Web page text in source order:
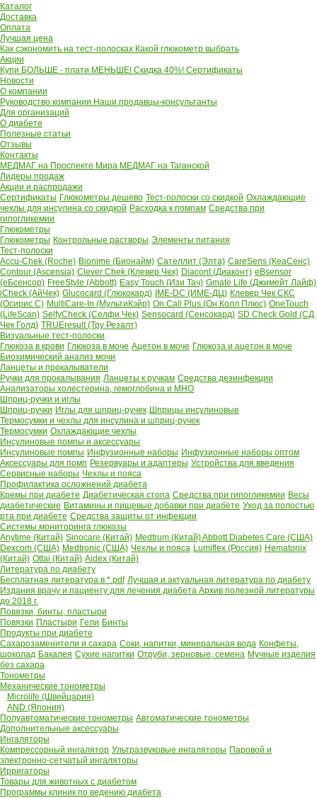
Каталог
Доставка
Оплата
Лучшая цена
Как сэкономить на тест-полосках Какой глюкометр выбрать
Акции
Купи БОЛЬШЕ - плати МЕНЬШЕ! Скидка 40%! Сертификаты
Новости
О компании
Руководство компании Наши продавцы-консультанты
Для организаций
О диабете
Полезные статьи
Отзывы
Контакты
МЕДМАГ на Проспекте Мира МЕДМАГ на Таганской
Лидеры продаж
Акции и распродажи
Сертификаты Глюкометры дешево Тест-полоски со скидкой Охлаждающие
чехлы для инсулина со скидкой Расходка к помпам Средства при
гипогликемии
Глюкометры
Глюкометры Контрольные растворы Элементы питания
Тест-полоски
Accu-Chek (Roche) Bionime (Бионайм) Сателлит (Элта) CareSens (КеаСенс)
Contour (Ascensia) Clever Chek (Клевер Чек) Diacont (Диаконт) eBsensor
(еБсенсор) FreeStyle (Abbott) Easy Touch (Изи Тач) Gmate Life (Джимейт Лайф)
iCheck (АйЧек) Glucocard (Глюкокард) IME-DC (ИМЕ-ДЦ) Клевер Чек СКС
(Осирис С) MultiCare-In (МультиКэйр) On Call Plus (Он Колл Плюс) OneTouch
(LifeScan) SelfyCheck (Селфи Чек) Sensocard (Сенсокард) SD Check Gold (СД
Чек Голд) TRUEresult (Тру Резалт)
Визуальные тест-полоски
Глюкоза в крови Глюкоза в моче Ацетон в моче Глюкоза и ацетон в моче
Биохимический анализ мочи
Ланцеты и прокалыватели
Ручки для прокалывания Ланцеты к ручкам Средства дезинфекции
Анализаторы холестерина, гемоглобина и МНО
Шприц-ручки и иглы
Шприц-ручки Иглы для шприц-ручек Шприцы инсулиновые
Термосумки и чехлы для инсулина и шприц-ручек
Термосумки Охлаждающие чехлы
Инсулиновые помпы и аксессуары
Инсулиновые помпы Инфузионные наборы Инфузионные наборы оптом
Аксессуары для помп Резервуары и адаптеры Устройства для введения
Сервисные наборы Чехлы и пояса
Профилактика осложнений диабета
Кремы при диабете Диабетическая стопа Средства при гипогликемии Весы
диабетические Витамины и пищевые добавки при диабете Уход за полостью
рта при диабете Средства защиты от инфекции
Системы мониторинга глюкозы
Anytime (Китай) Sinocare (Китай) Medtrum (Китай)Abbott Diabetes Care (США)
Dexcom (США) Medtronic (США) Чехлы и пояса Lumiflex (Россия) Hematonix
(Китай) Ottai (Китай) Aidex (Китай)
Литература по диабету
Бесплатная литература в *.pdf Лучшая и актуальная литература по диабету
Издания врачу и пациенту для лечения диабета Архив полезной литературы
до 2018 г.
Повязки, бинты, пластыри
Повязки Пластыри Гели Бинты
Продукты при диабете
Сахарозаменители и сахара Соки, напитки, минеральная вода Конфеты,
шоколад Бакалея Сухие напитки Отруби, зерновые, семена Мучные изделия
без сахара
Тонометры
Механические тонометры
Microlife (Швейцария)
AND (Япония)
Полуавтоматические тонометры Автоматические тонометры
Дополнительные аксессуары
Ингаляторы
Компрессорный ингалятор Ультразвуковые ингаляторы Паровой и
электронно-сетчатый ингаляторы
Ирригаторы
Товары для животных с диабетом
Программы клиник по ведению диабета